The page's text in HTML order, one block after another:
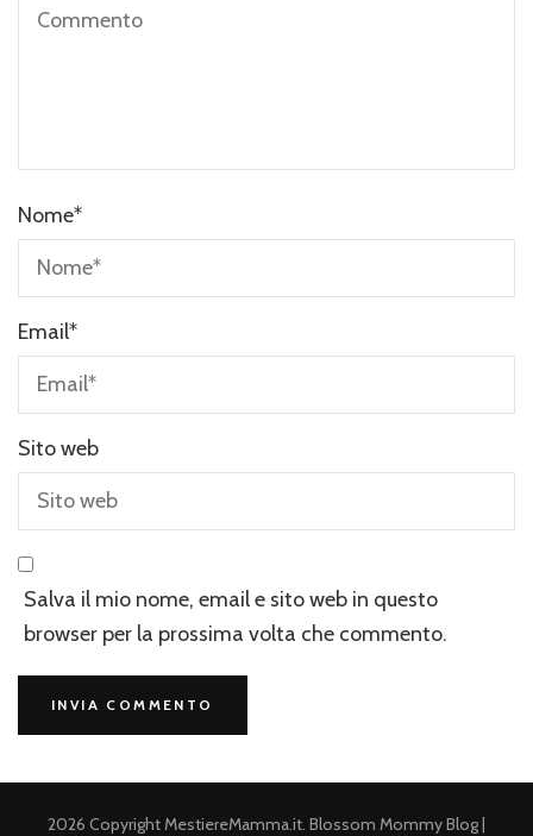
Nome*
Email*
Sito web
Salva il mio nome, email e sito web in questo
browser per la prossima volta che commento.
2026 Copyright MestiereMamma.it Blossom Mommy Blog |